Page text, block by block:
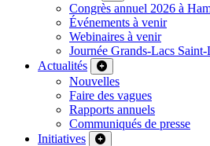
Congrès annuel 2026 à
Événements à venir
Webinaires à venir
Journée Grands-Lacs
Actualités
Nouvelles
Faire des vagues
Rapports annuels
Communiqués de presse
Initiatives